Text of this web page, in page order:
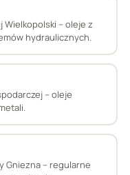
Wielkopolski – oleje z
hydraulicznych.
– oleje
Gniezna – regularne